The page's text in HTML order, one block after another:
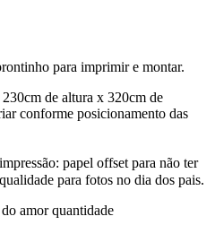
para imprimir e montar.
de altura x 320cm de
conforme posicionamento das
papel offset para não ter
para fotos no dia dos pais.
amor quantidade